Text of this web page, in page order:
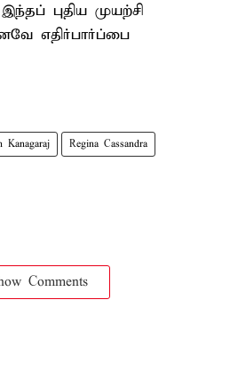
புதிய முயற்சி
எதிர்பார்ப்பை
Kanagaraj Regina Cassandra
Comments